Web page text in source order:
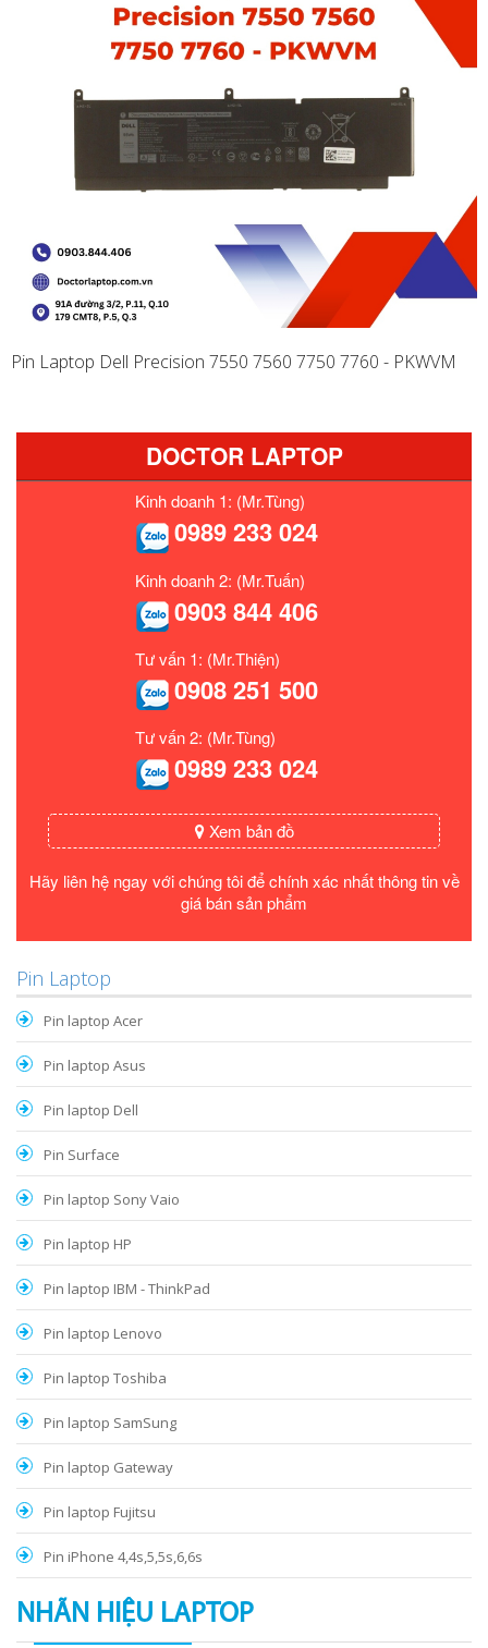
Pin Laptop Dell Precision 7550 7560 7750 7760 - PKWVM
DOCTOR LAPTOP
Kinh doanh 1: (Mr.Tùng)
0989 233 024
Kinh doanh 2: (Mr.Tuấn)
0903 844 406
Tư vấn 1: (Mr.Thiện)
0908 251 500
Tư vấn 2: (Mr.Tùng)
0989 233 024
Xem bản đồ
Hãy liên hệ ngay với chúng tôi để chính xác nhất thông tin về
giá bán sản phẩm
Pin Laptop
Pin laptop Acer
Pin laptop Asus
Pin laptop Dell
Pin Surface
Pin laptop Sony Vaio
Pin laptop HP
Pin laptop IBM - ThinkPad
Pin laptop Lenovo
Pin laptop Toshiba
Pin laptop SamSung
Pin laptop Gateway
Pin laptop Fujitsu
Pin iPhone 4,4s,5,5s,6,6s
NHÃN HIỆU LAPTOP